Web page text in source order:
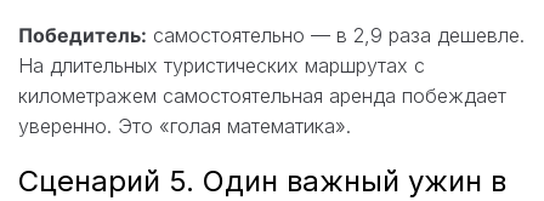
Победитель: самостоятельно — в 2,9 раза дешевле.
На длительных туристических маршрутах с
километражем самостоятельная аренда побеждает
уверенно. Это «голая математика».
Сценарий 5. Один важный ужин в